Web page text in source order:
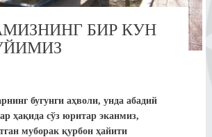
БИР КУН
бугунги аҳволи, унда абадий
ҳақида сўз юритар эканмиз,
муборак қурбон ҳайити